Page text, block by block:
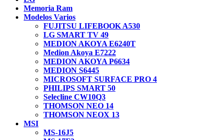
Memoria Ram
Modelos Varios
FUJITSU LIFEBOOK A530
LG SMART TV 49
MEDION AKOYA E6240T
Medion Akoya E7222
MEDION AKOYA P6634
MEDION S6445
MICROSOFT SURFACE PRO 4
PHILIPS SMART 50
Selecline CW10Q3
THOMSON NEO 14
THOMSON NEOX 13
MSI
MS-16J5